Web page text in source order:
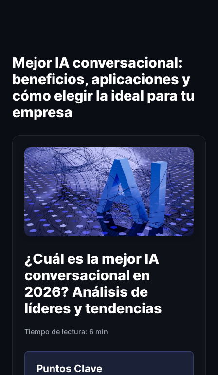
Mejor IA conversacional:
beneficios, aplicaciones y
cómo elegir la ideal para tu
empresa
¿Cuál es la mejor IA
conversacional en
2026? Análisis de
líderes y tendencias
Tiempo de lectura: 6 min
Puntos Clave